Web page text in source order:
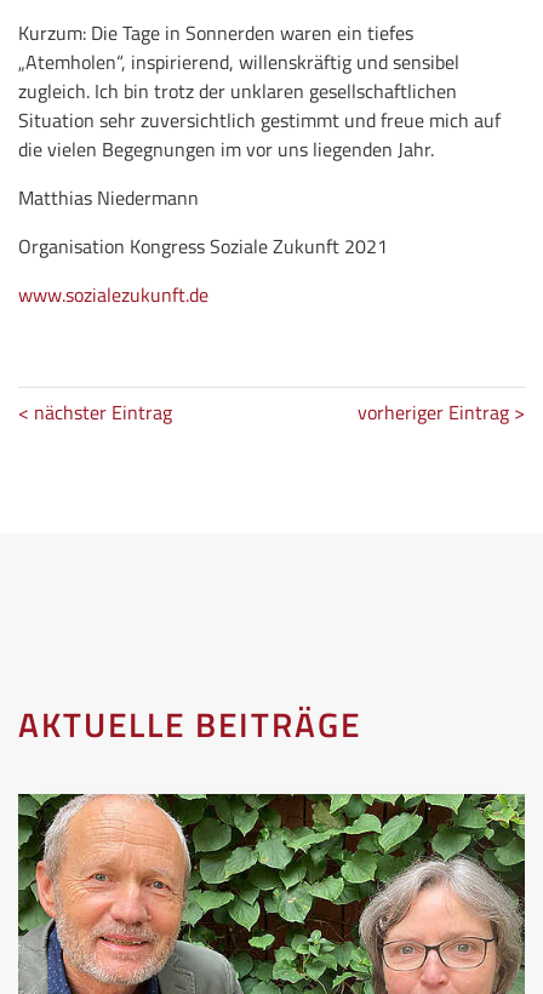
Kurzum: Die Tage in Sonnerden waren ein tiefes
„Atemholen“, inspirierend, willenskräftig und sensibel
zugleich. Ich bin trotz der unklaren gesellschaftlichen
Situation sehr zuversichtlich gestimmt und freue mich auf
die vielen Begegnungen im vor uns liegenden Jahr.
Matthias Niedermann
Organisation Kongress Soziale Zukunft 2021
www.sozialezukunft.de
< nächster Eintrag vorheriger Eintrag >
AKTUELLE BEITRÄGE